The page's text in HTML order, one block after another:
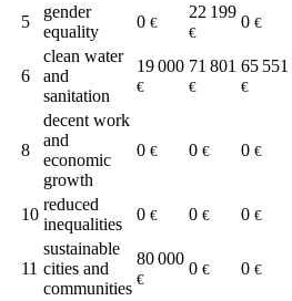
5
gender
equality
0 €
22 199
€
0 €
6
clean water
and
sanitation
19 000
€
71 801
€
65 551
€
8
decent work
and
economic
growth
0 € 0 € 0 €
10
reduced
inequalities
0 € 0 € 0 €
11
sustainable
cities and
communities
80 000
€
0 € 0 €